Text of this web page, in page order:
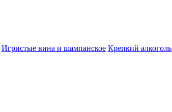
Игристые вина и шампанское Крепкий алкоголь